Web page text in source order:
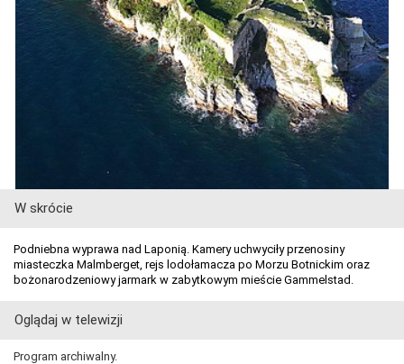
W skrócie
Podniebna wyprawa nad Laponią. Kamery uchwyciły przenosiny
miasteczka Malmberget, rejs lodołamacza po Morzu Botnickim oraz
bożonarodzeniowy jarmark w zabytkowym mieście Gammelstad.
Oglądaj w telewizji
Program archiwalny.